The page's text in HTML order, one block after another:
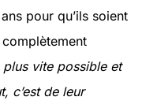
pour qu’ils soient
vite possible et
c’est de leur